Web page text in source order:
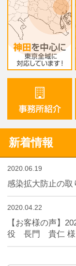
新着情報
2020.06.19
感染拡大防止の
2020.04.22
【お客様の声】
役 長門 貴仁 様